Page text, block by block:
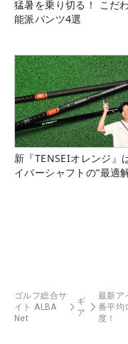
猛暑を乗り切る！ こだ
能派パンツ4選
新『TENSEIオレンジ』
イバーシャフトの“最適
ゴルフ総合サ
イト ALBA
Net
ギ
ア
最新ア
番平均
度！